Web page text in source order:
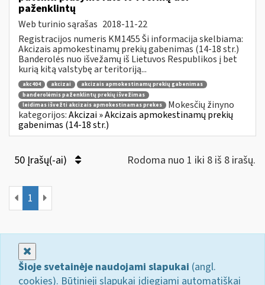
paženklintų
Web turinio sąrašas 2018-11-22
Registracijos numeris KM1455 Ši informacija skelbiama:
Akcizais apmokestinamų prekių gabenimas (14-18 str.)
Banderolės nuo išvežamų iš Lietuvos Respublikos į bet
kurią kitą valstybę ar teritoriją...
akc404 akcizai
akcizais apmokestinamų prekių gabenimas
banderolėmis paženklintų prekių išvežimas
leidimas išvežti akcizais apmokestinamas prekes
Mokesčių žinyno
kategorijos:Akcizai » Akcizais apmokestinamų prekių
gabenimas (14-18 str.)
50 Įrašų(-ai) Rodoma nuo 1 iki 8 iš 8 irašų.
1
Šioje svetainėje naudojami slapukai (angl.
cookies). Būtinieji slapukai įdiegiami automatiškai